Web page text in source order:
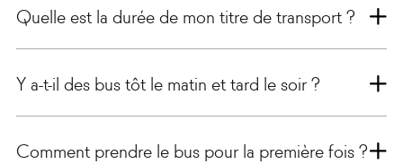
Quelle est la durée de mon titre de transport ?
Y a-t-il des bus tôt le matin et tard le soir ?
Comment prendre le bus pour la première fois ?